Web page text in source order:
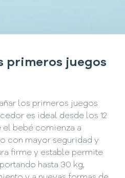
primeros juegos
los primeros juegos
es ideal desde los 12
el bebé comienza a
con mayor seguridad y
firme y estable permite
hasta 30 kg,